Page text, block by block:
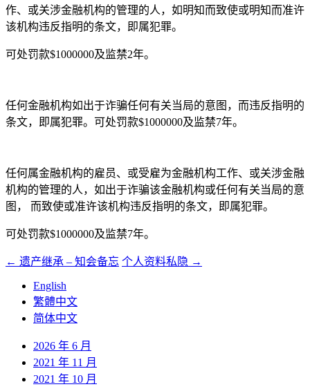
作、或关涉金融机构的管理的人，如明知而致使或明知而准许
该机构违反指明的条文，即属犯罪。
可处罚款$1000000及监禁2年。
任何金融机构如出于诈骗任何有关当局的意图，而违反指明的
条文，即属犯罪。可处罚款$1000000及监禁7年。
任何属金融机构的雇员、或受雇为金融机构工作、或关涉金融
机构的管理的人，如出于诈骗该金融机构或任何有关当局的意
图， 而致使或准许该机构违反指明的条文，即属犯罪。
可处罚款$1000000及监禁7年。
文
← 遗产继承 – 知会备忘 个人资料私隐 →
English
繁體中文
简体中文
2026 年 6 月
2021 年 11 月
2021 年 10 月